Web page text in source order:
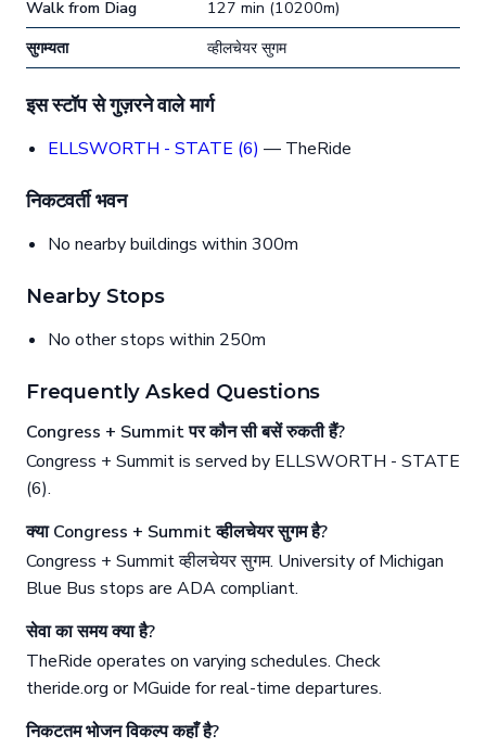
Walk from Diag
127 min (10200m)
सुगम्यता
व्हीलचेयर सुगम
इस स्टॉप से गुज़रने वाले मार्ग
ELLSWORTH - STATE (6) — TheRide
निकटवर्ती भवन
No nearby buildings within 300m
Nearby Stops
No other stops within 250m
Frequently Asked Questions
Congress + Summit पर कौन सी बसें रुकती हैं?
Congress + Summit is served by ELLSWORTH - STATE
(6).
क्या Congress + Summit व्हीलचेयर सुगम है?
Congress + Summit व्हीलचेयर सुगम. University of Michigan
Blue Bus stops are ADA compliant.
सेवा का समय क्या है?
TheRide operates on varying schedules. Check
theride.org or MGuide for real-time departures.
निकटतम भोजन विकल्प कहाँ है?